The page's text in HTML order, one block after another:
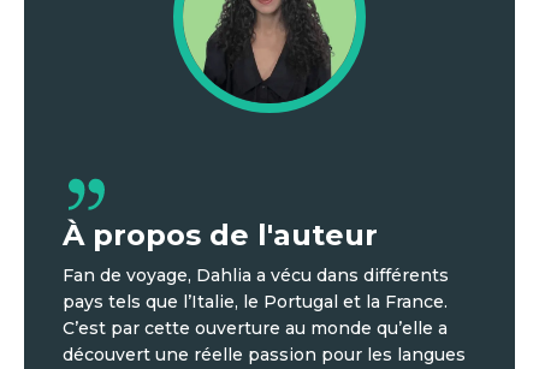
À propos de l'auteur
Fan de voyage, Dahlia a vécu dans différents
pays tels que l’Italie, le Portugal et la France.
C’est par cette ouverture au monde qu’elle a
découvert une réelle passion pour les langues